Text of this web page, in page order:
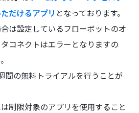
だけるアプリ となっております。
は設定しているフローボットのオ
コネクトはエラーとなりますの
間の無料トライアルを行うことが
制限対象のアプリを使用すること